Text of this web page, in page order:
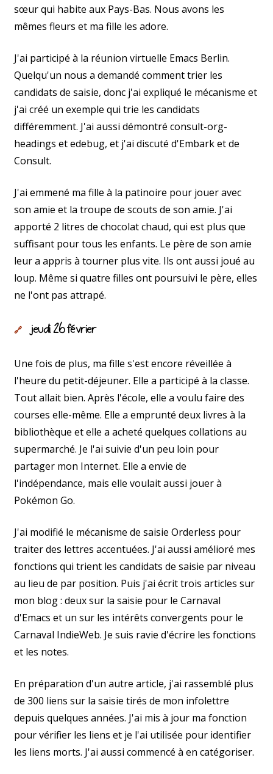
sœur qui habite aux Pays-Bas. Nous avons les
mêmes fleurs et ma fille les adore.
J'ai participé à la réunion virtuelle Emacs Berlin.
Quelqu'un nous a demandé comment trier les
candidats de saisie, donc j'ai expliqué le mécanisme et
j'ai créé un exemple qui trie les candidats
différemment. J'ai aussi démontré consult-org-
headings et edebug, et j'ai discuté d'Embark et de
Consult.
J'ai emmené ma fille à la patinoire pour jouer avec
son amie et la troupe de scouts de son amie. J'ai
apporté 2 litres de chocolat chaud, qui est plus que
suffisant pour tous les enfants. Le père de son amie
leur a appris à tourner plus vite. Ils ont aussi joué au
loup. Même si quatre filles ont poursuivi le père, elles
ne l'ont pas attrapé.
🔗 jeudi 26 février
Une fois de plus, ma fille s'est encore réveillée à
l'heure du petit-déjeuner. Elle a participé à la classe.
Tout allait bien. Après l'école, elle a voulu faire des
courses elle-même. Elle a emprunté deux livres à la
bibliothèque et elle a acheté quelques collations au
supermarché. Je l'ai suivie d'un peu loin pour
partager mon Internet. Elle a envie de
l'indépendance, mais elle voulait aussi jouer à
Pokémon Go.
J'ai modifié le mécanisme de saisie Orderless pour
traiter des lettres accentuées. J'ai aussi amélioré mes
fonctions qui trient les candidats de saisie par niveau
au lieu de par position. Puis j'ai écrit trois articles sur
mon blog : deux sur la saisie pour le Carnaval
d'Emacs et un sur les intérêts convergents pour le
Carnaval IndieWeb. Je suis ravie d'écrire les fonctions
et les notes.
En préparation d'un autre article, j'ai rassemblé plus
de 300 liens sur la saisie tirés de mon infolettre
depuis quelques années. J'ai mis à jour ma fonction
pour vérifier les liens et je l'ai utilisée pour identifier
les liens morts. J'ai aussi commencé à en catégoriser.